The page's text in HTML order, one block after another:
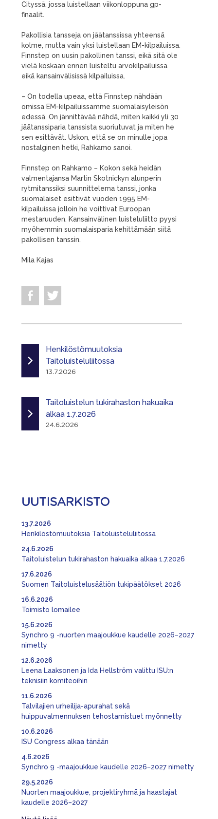
Cityssä, jossa luistellaan viikonloppuna gp-
finaalit.
Pakollisia tansseja on jäätanssissa yhteensä
kolme, mutta vain yksi luistellaan EM-kilpailuissa.
Finnstep on uusin pakollinen tanssi, eikä sitä ole
vielä koskaan ennen luisteltu arvokilpailuissa
eikä kansainvälisissä kilpailuissa.
– On todella upeaa, että Finnstep nähdään
omissa EM-kilpailuissamme suomalaisyleisön
edessä. On jännittävää nähdä, miten kaikki yli 30
jäätanssiparia tanssista suoriutuvat ja miten he
sen esittävät. Uskon, että se on minulle jopa
nostalginen hetki, Rahkamo sanoi.
Finnstep on Rahkamo – Kokon sekä heidän
valmentajansa Martin Skotnickyn alunperin
rytmitanssiksi suunnittelema tanssi, jonka
suomalaiset esittivät vuoden 1995 EM-
kilpailuissa jolloin he voittivat Euroopan
mestaruuden. Kansainvälinen luisteluliitto pyysi
myöhemmin suomalaisparia kehittämään siitä
pakollisen tanssin.
Mila Kajas
Henkilöstömuutoksia
Taitoluisteluliitossa
13.7.2026
Taitoluistelun tukirahaston hakuaika
alkaa 1.7.2026
24.6.2026
UUTISARKISTO
Henkilöstömuutoksia Taitoluisteluliitossa
13.7.2026
Taitoluistelun tukirahaston hakuaika alkaa 1.7.2026
24.6.2026
Suomen Taitoluistelusäätiön tukipäätökset 2026
17.6.2026
Toimisto lomailee
16.6.2026
Synchro 9 -nuorten maajoukkue kaudelle 2026–2027
nimetty
15.6.2026
Leena Laaksonen ja Ida Hellström valittu ISU:n
teknisiin komiteoihin
12.6.2026
Talvilajien urheilija-apurahat sekä
huippuvalmennuksen tehostamistuet myönnetty
11.6.2026
ISU Congress alkaa tänään
10.6.2026
Synchro 9 -maajoukkue kaudelle 2026–2027 nimetty
4.6.2026
Nuorten maajoukkue, projektiryhmä ja haastajat
kaudelle 2026–2027
29.5.2026